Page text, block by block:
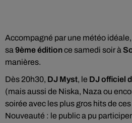
Accompagné par une météo
sa 9ème éditionce samedi soir à
manières.
Dès 20h30, DJ Myst, le DJ officiel
(mais aussi de Niska, Naza ou
soirée avec les plus gros hits de
Nouveauté : le public a pu